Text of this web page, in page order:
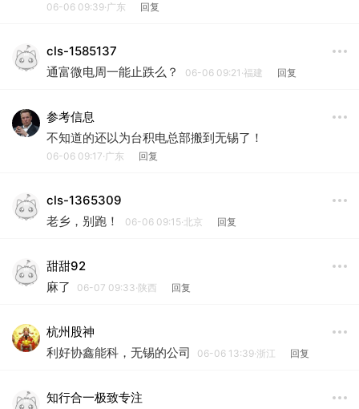
06-06 09:39·广东 回复
cls-1585137
通富微电周一能止跌么？
06-06 09:21·福建 回复
参考信息
不知道的还以为台积电总部搬到无锡了！
06-06 09:17·广东 回复
cls-1365309
老乡，别跑！
06-06 09:15·北京 回复
甜甜92
麻了
06-07 09:33·陕西 回复
杭州股神
利好协鑫能科，无锡的公司
06-06 13:39·浙江 回复
知行合一极致专注